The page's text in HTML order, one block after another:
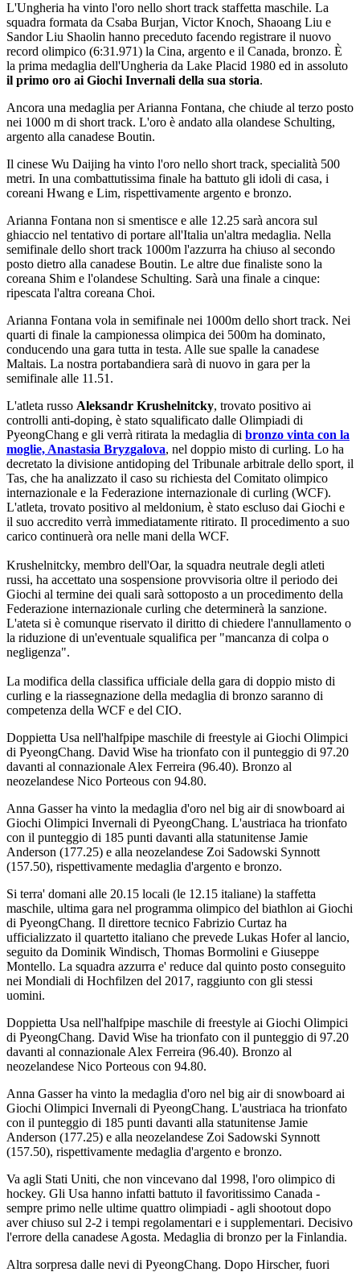
L'Ungheria ha vinto l'oro nello short track staffetta maschile. La
squadra formata da Csaba Burjan, Victor Knoch, Shaoang Liu e
Sandor Liu Shaolin hanno preceduto facendo registrare il nuovo
record olimpico (6:31.971) la Cina, argento e il Canada, bronzo. È
la prima medaglia dell'Ungheria da Lake Placid 1980 ed in assoluto
il primo oro ai Giochi Invernali della sua storia.
Ancora una medaglia per Arianna Fontana, che chiude al terzo posto
nei 1000 m di short track. L'oro è andato alla olandese Schulting,
argento alla canadese Boutin.
Il cinese Wu Daijing ha vinto l'oro nello short track, specialità 500
metri. In una combattutissima finale ha battuto gli idoli di casa, i
coreani Hwang e Lim, rispettivamente argento e bronzo.
Arianna Fontana non si smentisce e alle 12.25 sarà ancora sul
ghiaccio nel tentativo di portare all'Italia un'altra medaglia. Nella
semifinale dello short track 1000m l'azzurra ha chiuso al secondo
posto dietro alla canadese Boutin. Le altre due finaliste sono la
coreana Shim e l'olandese Schulting. Sarà una finale a cinque:
ripescata l'altra coreana Choi.
Arianna Fontana vola in semifinale nei 1000m dello short track. Nei
quarti di finale la campionessa olimpica dei 500m ha dominato,
conducendo una gara tutta in testa. Alle sue spalle la canadese
Maltais. La nostra portabandiera sarà di nuovo in gara per la
semifinale alle 11.51.
L'atleta russo Aleksandr Krushelnitcky, trovato positivo ai
controlli anti-doping, è stato squalificato dalle Olimpiadi di
PyeongChang e gli verrà ritirata la medaglia di bronzo vinta con la
moglie, Anastasia Bryzgalova, nel doppio misto di curling. Lo ha
decretato la divisione antidoping del Tribunale arbitrale dello sport, il
Tas, che ha analizzato il caso su richiesta del Comitato olimpico
internazionale e la Federazione internazionale di curling (WCF).
L'atleta, trovato positivo al meldonium, è stato escluso dai Giochi e
il suo accredito verrà immediatamente ritirato. Il procedimento a suo
carico continuerà ora nelle mani della WCF.
Krushelnitcky, membro dell'Oar, la squadra neutrale degli atleti
russi, ha accettato una sospensione provvisoria oltre il periodo dei
Giochi al termine dei quali sarà sottoposto a un procedimento della
Federazione internazionale curling che determinerà la sanzione.
L'ateta si è comunque riservato il diritto di chiedere l'annullamento o
la riduzione di un'eventuale squalifica per "mancanza di colpa o
negligenza".
La modifica della classifica ufficiale della gara di doppio misto di
curling e la riassegnazione della medaglia di bronzo saranno di
competenza della WCF e del CIO.
Doppietta Usa nell'halfpipe maschile di freestyle ai Giochi Olimpici
di PyeongChang. David Wise ha trionfato con il punteggio di 97.20
davanti al connazionale Alex Ferreira (96.40). Bronzo al
neozelandese Nico Porteous con 94.80.
Anna Gasser ha vinto la medaglia d'oro nel big air di snowboard ai
Giochi Olimpici Invernali di PyeongChang. L'austriaca ha trionfato
con il punteggio di 185 punti davanti alla statunitense Jamie
Anderson (177.25) e alla neozelandese Zoi Sadowski Synnott
(157.50), rispettivamente medaglia d'argento e bronzo.
Si terra' domani alle 20.15 locali (le 12.15 italiane) la staffetta
maschile, ultima gara nel programma olimpico del biathlon ai Giochi
di PyeongChang. Il direttore tecnico Fabrizio Curtaz ha
ufficializzato il quartetto italiano che prevede Lukas Hofer al lancio,
seguito da Dominik Windisch, Thomas Bormolini e Giuseppe
Montello. La squadra azzurra e' reduce dal quinto posto conseguito
nei Mondiali di Hochfilzen del 2017, raggiunto con gli stessi
uomini.
Doppietta Usa nell'halfpipe maschile di freestyle ai Giochi Olimpici
di PyeongChang. David Wise ha trionfato con il punteggio di 97.20
davanti al connazionale Alex Ferreira (96.40). Bronzo al
neozelandese Nico Porteous con 94.80.
Anna Gasser ha vinto la medaglia d'oro nel big air di snowboard ai
Giochi Olimpici Invernali di PyeongChang. L'austriaca ha trionfato
con il punteggio di 185 punti davanti alla statunitense Jamie
Anderson (177.25) e alla neozelandese Zoi Sadowski Synnott
(157.50), rispettivamente medaglia d'argento e bronzo.
Va agli Stati Uniti, che non vincevano dal 1998, l'oro olimpico di
hockey. Gli Usa hanno infatti battuto il favoritissimo Canada -
sempre primo nelle ultime quattro olimpiadi - agli shootout dopo
aver chiuso sul 2-2 i tempi regolamentari e i supplementari. Decisivo
l'errore della canadese Agosta. Medaglia di bronzo per la Finlandia.
Altra sorpresa dalle nevi di PyeongChang. Dopo Hirscher, fuori